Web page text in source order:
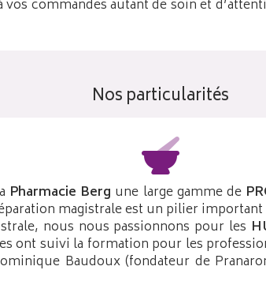
commandes autant de soin et
Nos particularités
Pharmacie Berg une large gamme de
magistrale est un pilier
nous nous passionnons pour les
ont suivi la formation pour les
Baudoux (fondateur de